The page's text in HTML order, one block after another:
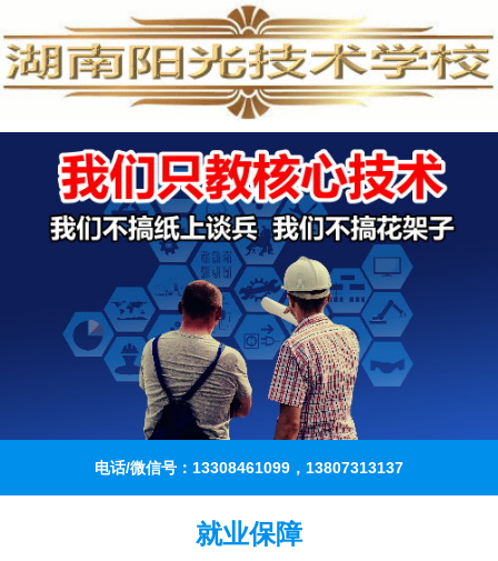
电话/微信号：13308461099，13807313137
就业保障